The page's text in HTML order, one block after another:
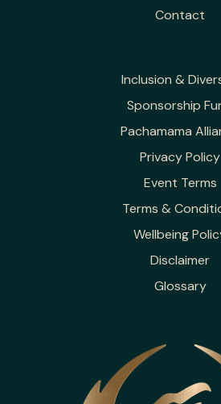
Contact
Inclusion &
Sponsorship
Pachamama
Privacy Policy
Event Terms
Terms &
Wellbeing
Disclaimer
Glossary